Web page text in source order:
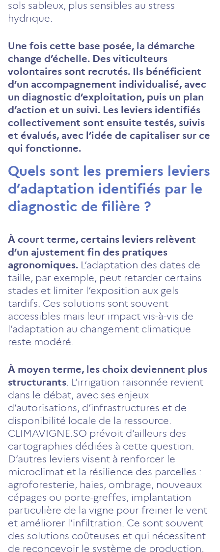
sols sableux, plus sensibles au stress
hydrique.
Une fois cette base posée, la démarche
change d’échelle. Des viticulteurs
volontaires sont recrutés. Ils bénéficient
d’un accompagnement individualisé, avec
un diagnostic d’exploitation, puis un plan
d’action et un suivi. Les leviers identifiés
collectivement sont ensuite testés, suivis
et évalués, avec l’idée de capitaliser sur ce
qui fonctionne.
Quels sont les premiers leviers
d’adaptation identifiés par le
diagnostic de filière ?
À court terme, certains leviers relèvent
d’un ajustement fin des pratiques
agronomiques. L’adaptation des dates de
taille, par exemple, peut retarder certains
stades et limiter l’exposition aux gels
tardifs. Ces solutions sont souvent
accessibles mais leur impact vis-à-vis de
l’adaptation au changement climatique
reste modéré.
À moyen terme, les choix deviennent plus
structurants . L’irrigation raisonnée revient
dans le débat, avec ses enjeux
d’autorisations, d’infrastructures et de
disponibilité locale de la ressource.
CLIMAVIGNE.SO prévoit d’ailleurs des
cartographies dédiées à cette question.
D’autres leviers visent à renforcer le
microclimat et la résilience des parcelles :
agroforesterie, haies, ombrage, nouveaux
cépages ou porte-greffes, implantation
particulière de la vigne pour freiner le vent
et améliorer l’infiltration. Ce sont souvent
des solutions coûteuses et qui nécessitent
de reconcevoir le système de production,